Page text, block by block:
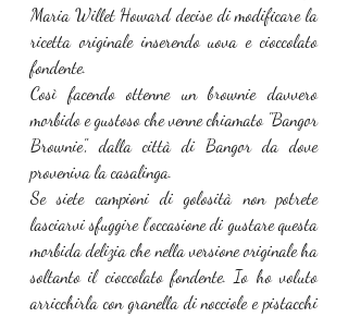
Maria Willet Howard decise di modificare la
ricetta originale inserendo uova e cioccolato
fondente.
Così facendo ottenne un brownie davvero
morbido e gustoso che venne chiamato "Bangor
Brownie", dalla città di Bangor da dove
proveniva la casalinga.
Se siete campioni di golosità non potrete
lasciarvi sfuggire l’occasione di gustare questa
morbida delizia che nella versione originale ha
soltanto il cioccolato fondente. Io ho voluto
arricchirla con granella di nocciole e pistacchi